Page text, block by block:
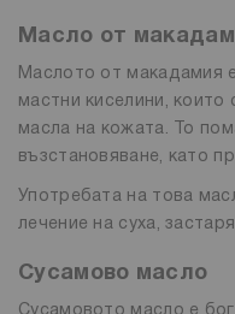
Масло от
Маслото от макадамия
мастни киселини, които
масла на кожата. То
възстановяване, като
Употребата на това
лечение на суха,
Сусамово масло